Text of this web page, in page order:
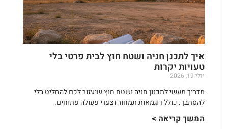
איך לתכנן חניה ושטח חוץ לבית פרטי בלי
טעויות יקרות
יולי 19, 2026
מדריך מעשי לתכנון חניה ושטח חוץ שיעזור לכם להחליט בלי
להסתבך. כולל דוגמאות תמחור וצעדי פעולה פתוחים.
המשך קריאה >